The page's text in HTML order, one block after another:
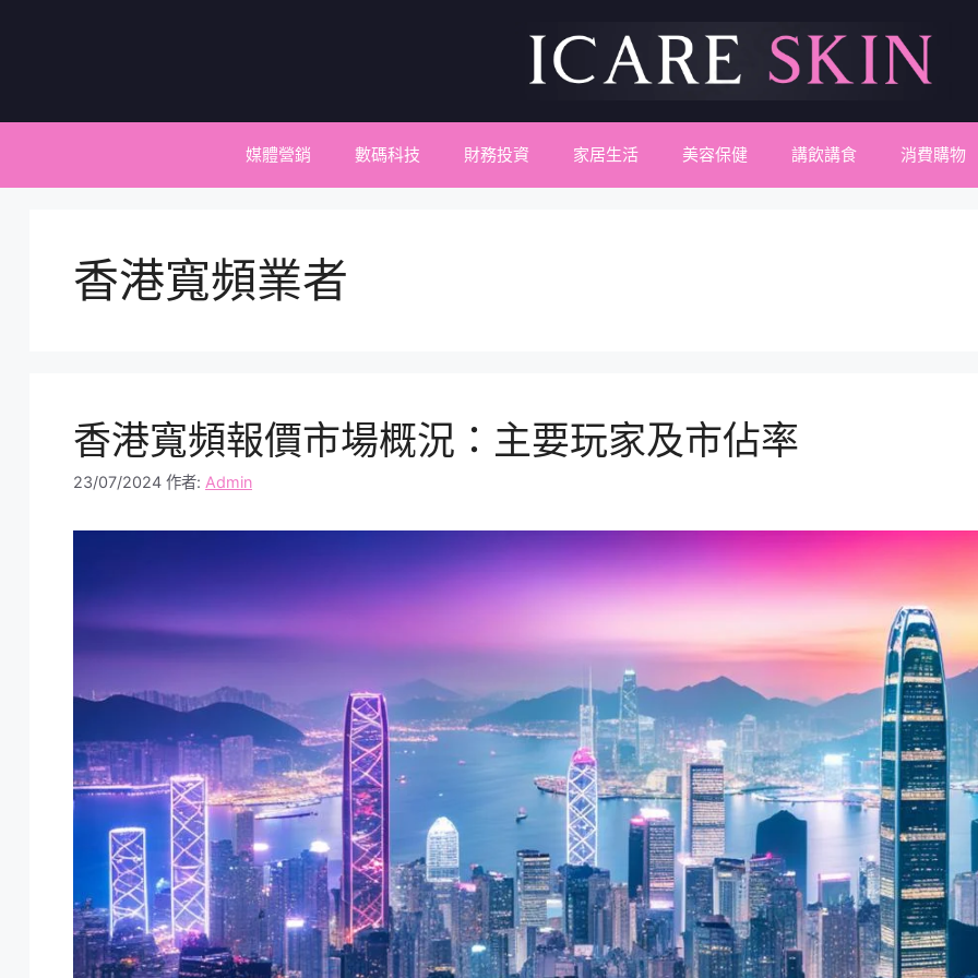
內
媒體營銷 數碼科技 財務投資 家居生活 美容保健 講飲講食 消費購物
香港寬頻業者
香港寬頻報價市場概況：主要玩家及市佔率
23/07/2024 作者: Admin